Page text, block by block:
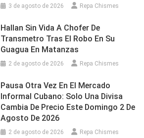
3 de agosto de 2026 Repa Chismes
Hallan Sin Vida A Chofer De
Transmetro Tras El Robo En Su
Guagua En Matanzas
2 de agosto de 2026 Repa Chismes
Pausa Otra Vez En El Mercado
Informal Cubano: Solo Una Divisa
Cambia De Precio Este Domingo 2 De
Agosto De 2026
2 de agosto de 2026 Repa Chismes